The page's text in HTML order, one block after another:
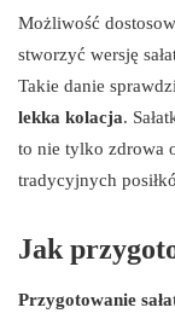
Możliwość
stworzyć wersję
Takie danie
lekka kolacja.
to nie tylko zdrowa
tradycyjnych
Jak
Przygotowanie